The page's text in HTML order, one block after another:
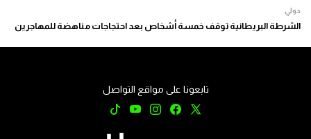
دولي
الشرطة البريطانية توقف خمسة أشخاص بعد احتجاجات مناهضة للمهاجرين
تابعونا على مواقع التواصل